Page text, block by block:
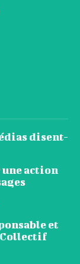
disent-
une action
et
Collectif